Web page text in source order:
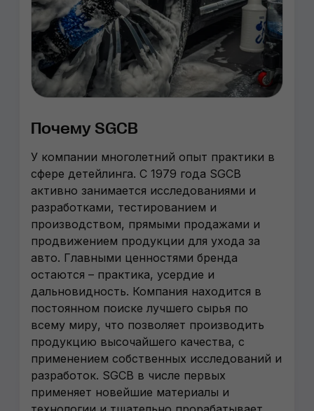
Почему SGCB
У компании многолетний опыт практики в
сфере детейлинга. С 1979 года SGCB
активно занимается исследованиями и
разработками, тестированием и
производством, прямыми продажами и
продвижением продукции для ухода за
авто. Главными ценностями бренда
остаются – практика, усердие и
дальновидность. Компания находится в
постоянном поиске лучшего сырья по
всему миру, что позволяет производить
продукцию высочайшего качества, с
применением собственных исследований и
разработок. SGCB в числе первых
применяет новейшие материалы и